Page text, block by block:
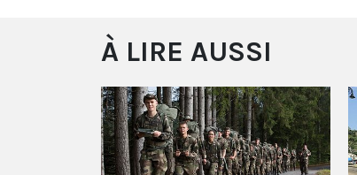
À LIRE AUSSI